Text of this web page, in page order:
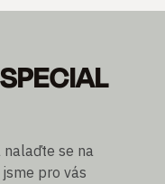
se na
pro vás